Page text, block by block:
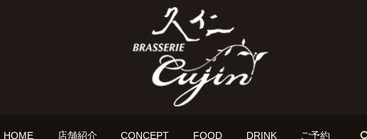
HOME 店舗紹介 CONCEPT FOOD DRINK ご予約